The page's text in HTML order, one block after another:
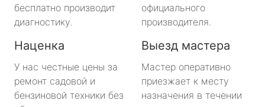
бесплатно производит
диагностику.
официального
производителя.
Наценка
У нас честные цены за
ремонт садовой и
бензиновой техники без
Выезд мастера
Мастер оперативно
приезжает к месту
назначения в течении